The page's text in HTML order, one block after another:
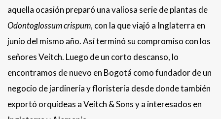
aquella ocasión preparó una valiosa serie de plantas de
Odontoglossum crispum, con la que viajó a Inglaterra en
junio del mismo año. Así terminó su compromiso con los
señores Veitch. Luego de un corto descanso, lo
encontramos de nuevo en Bogotá como fundador de un
negocio de jardinería y floristería desde donde también
exportó orquídeas a Veitch & Sons y a interesados en